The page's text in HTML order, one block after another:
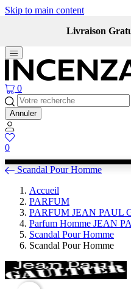
Skip to main content
Livraison
0
Annuler
0
Scandal Pour Homme
Accueil
PARFUM
PARFUM JEAN PAUL
Parfum Homme JEAN
Scandal Pour Homme
Scandal Pour Homme